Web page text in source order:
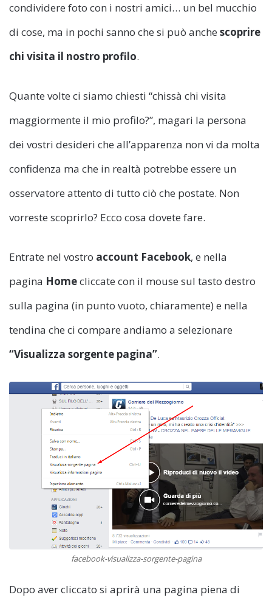
condividere foto con i nostri amici… un bel mucchio
di cose, ma in pochi sanno che si può anche scoprire
chi visita il nostro profilo.
Quante volte ci siamo chiesti “chissà chi visita
maggiormente il mio profilo?”, magari la persona
dei vostri desideri che all’apparenza non vi da molta
confidenza ma che in realtà potrebbe essere un
osservatore attento di tutto ciò che postate. Non
vorreste scoprirlo? Ecco cosa dovete fare.
Entrate nel vostro account Facebook, e nella
pagina Homecliccate con il mouse sul tasto destro
sulla pagina (in punto vuoto, chiaramente) e nella
tendina che ci compare andiamo a selezionare
“Visualizza sorgente pagina”.
facebook-visualizza-sorgente-pagina
Dopo aver cliccato si aprirà una pagina piena di